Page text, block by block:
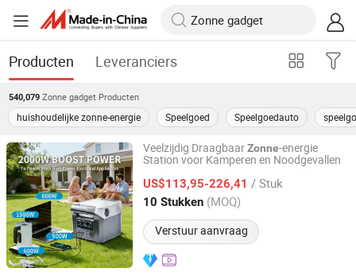
Producten Leveranciers
540,079 Zonne gadget Producten
huishoudelijke zonne-energie Speelgoed Speelgoedauto
Veelzijdig DraagbaarZonne-energie
Station voor Kamperen en Noodgevallen
US$113,95-226,41 / Stuk
10 Stukken (MOQ)
Verstuur aanvraag
Shaoxing Rich Technology Co., Ltd.
Zhejiang, China Sinds 2026